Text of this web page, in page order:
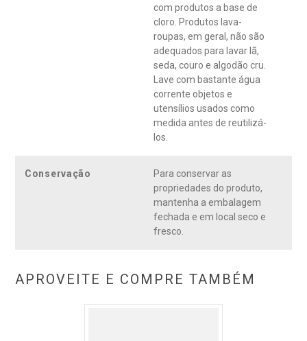
com produtos a base de
cloro. Produtos lava-
roupas, em geral, não são
adequados para lavar lã,
seda, couro e algodão cru.
Lave com bastante água
corrente objetos e
utensílios usados como
medida antes de reutilizá-
los.
Conservação
Para conservar as
propriedades do produto,
mantenha a embalagem
fechada e em local seco e
fresco.
APROVEITE E COMPRE TAMBÉM